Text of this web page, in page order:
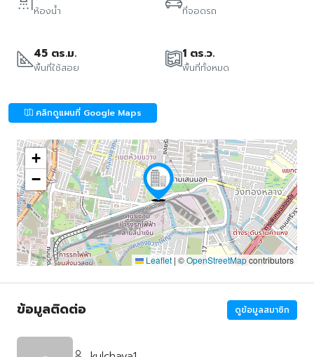
ห้องน้ำ ที่จอดรถ
45 ตร.ม.
พื้นที่ใช้สอย
1 ตร.ว.
พื้นที่ทั้งหมด
คลิกดูแผนที่ Google Maps
+
−
Leaflet | ©OpenStreetMapcontributors
ข้อมูลติดต่อ ดูข้อมูลสมาชิก